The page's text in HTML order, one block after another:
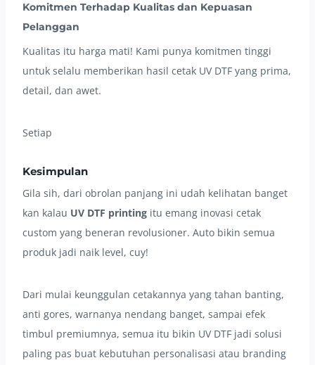
Komitmen Terhadap Kualitas dan Kepuasan
Pelanggan
Kualitas itu harga mati! Kami punya komitmen tinggi
untuk selalu memberikan hasil cetak UV DTF yang prima,
detail, dan awet.
Setiap
Kesimpulan
Gila sih, dari obrolan panjang ini udah kelihatan banget
kan kalau UV DTF printing itu emang inovasi cetak
custom yang beneran revolusioner. Auto bikin semua
produk jadi naik level, cuy!
Dari mulai keunggulan cetakannya yang tahan banting,
anti gores, warnanya nendang banget, sampai efek
timbul premiumnya, semua itu bikin UV DTF jadi solusi
paling pas buat kebutuhan personalisasi atau branding